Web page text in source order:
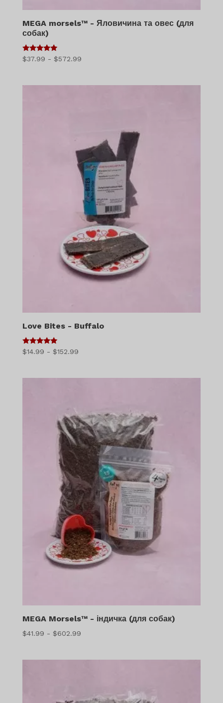
MEGA morsels™ - Яловичина та овес (для
собак)
5
з 5
$37.99 - $572.99Діапазон
Love Bites - Buffalo
5
з 5
$14.99 - $152.99Діапазон
MEGA Morsels™ - індичка (для собак)
$41.99 - $602.99Діапазон